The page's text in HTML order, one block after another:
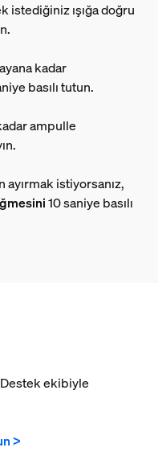
istediğiniz ışığa doğru
kadar
basılı tutun.
ampulle
ayırmak istiyorsanız,
10 saniye basılı
Destek ekibiyle
>